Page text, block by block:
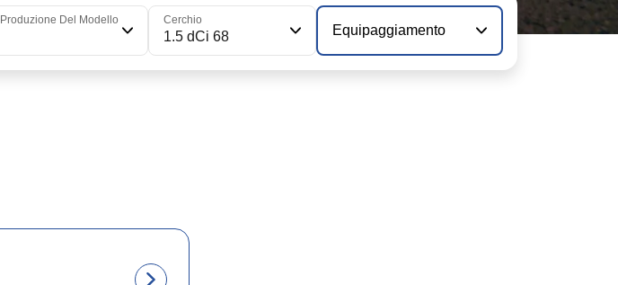
Del Modello Cerchio
1.5 dCi 68 Equipaggiamento